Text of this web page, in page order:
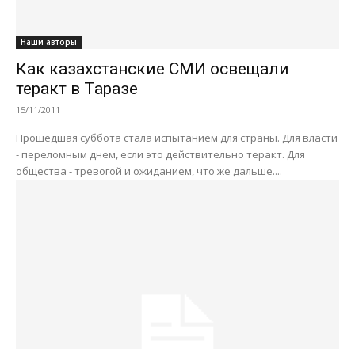
Наши авторы
Как казахстанские СМИ освещали
теракт в Таразе
15/11/2011
Прошедшая суббота стала испытанием для страны. Для власти
- переломным днем, если это действительно теракт. Для
общества - тревогой и ожиданием, что же дальше....